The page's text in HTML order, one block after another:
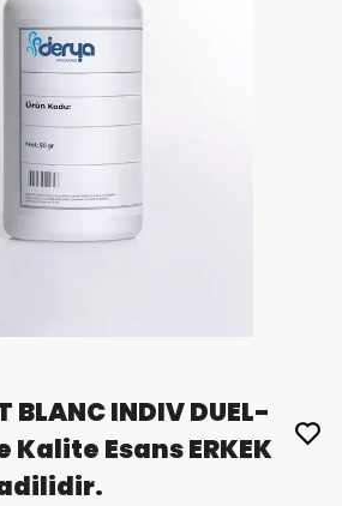
BLANC INDIV DUEL-
Kalite Esans ERKEK